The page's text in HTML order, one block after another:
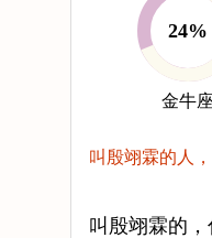
24%
金牛座
叫殷翊霖的人
叫殷翊霖的